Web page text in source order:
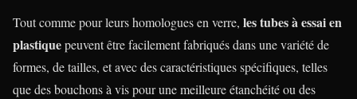
Tout comme pour leurs homologues en verre, les tubes à essai en
plastiquepeuvent être facilement fabriqués dans une variété de
formes, de tailles, et avec des caractéristiques spécifiques, telles
que des bouchons à vis pour une meilleure étanchéité ou des